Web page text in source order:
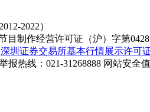
2022）
目制作经营许可证（沪）字第
深圳证券交易所基本行情展示许可
报热线：021-31268888 网站安全